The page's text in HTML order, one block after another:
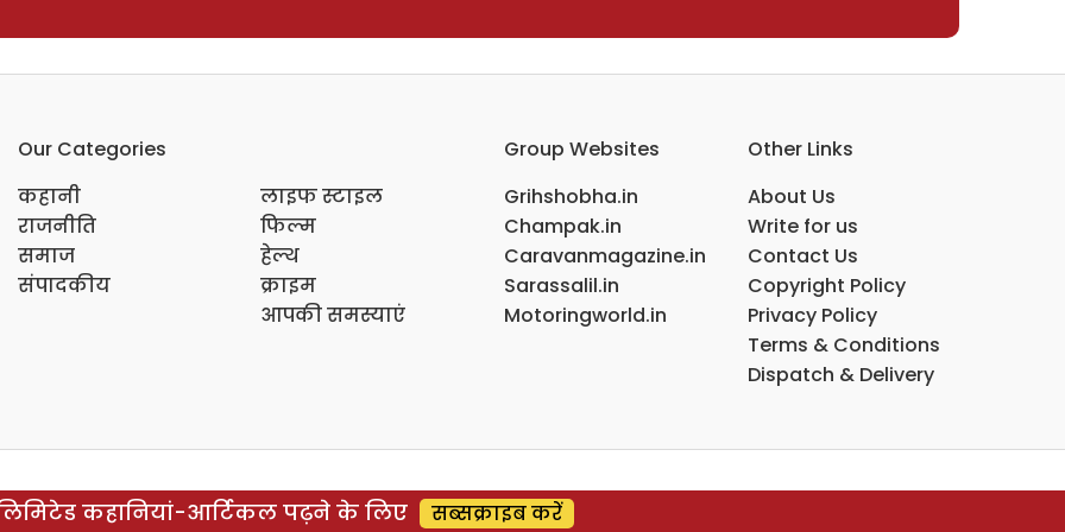
Our Categories
कहानी
राजनीति
समाज
संपादकीय
लाइफ स्टाइल
फिल्म
हेल्थ
क्राइम
आपकी समस्याएं
Group Websites
Grihshobha.in
Champak.in
Caravanmagazine.in
Sarassalil.in
Motoringworld.in
Other Links
About Us
Write for us
Contact Us
Copyright Policy
Privacy Policy
Terms & Conditions
Dispatch & Delivery
कहानियां-आर्टिकल पढ़ने के लिए सब्सक्राइब करें